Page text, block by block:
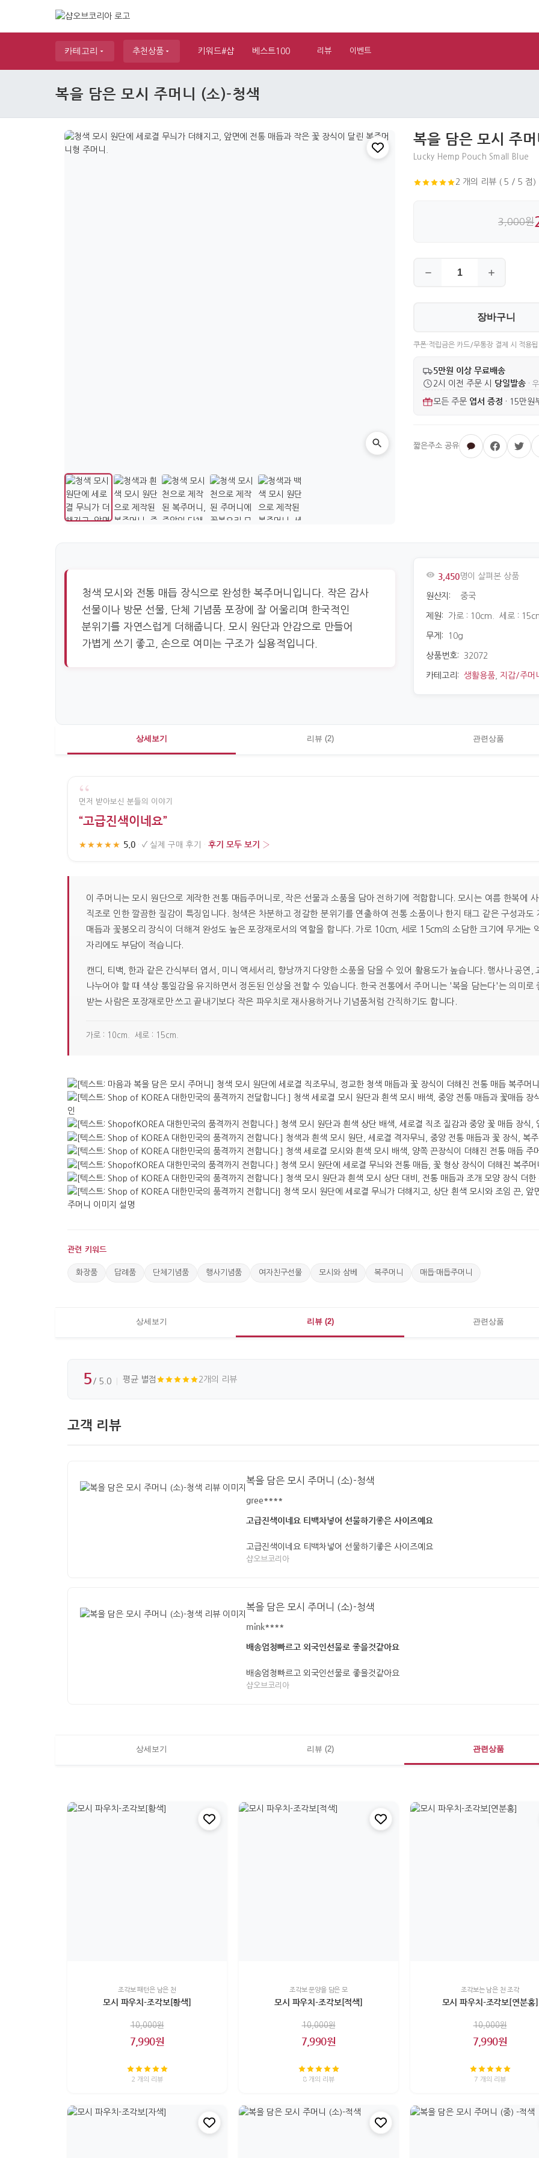
카테고리 추천상품 키워드#샵 베스트100 리뷰 이벤트
복을 담은 모시 주머니 (소)-청색
복을 담은 모시 주
Lucky Hemp Pouch Small Blue
2 개의 리뷰 ( 5 / 5 점)
3,000원
장바구니
쿠폰·적립금은 카드/무통장 결제 시 적용
5만원 이상 무료배송
2시 이전 주문 시 당일발송 ·
모든 주문 엽서 증정 · 15만원
청색 모시와 전통 매듭 장식으로 완성한 복주머니입니다. 작은 감사
선물이나 방문 선물, 단체 기념품 포장에 잘 어울리며 한국적인
분위기를 자연스럽게 더해줍니다. 모시 원단과 안감으로 만들어
가볍게 쓰기 좋고, 손으로 여미는 구조가 실용적입니다.
3,450명이 살펴본 상품
원산지: 중국
제원: 가로 : 10cm. 세로 :
무게: 10g
상품번호: 32072
카테고리: 생활용품 지갑/주머
상세보기 리뷰 (2) 관련상품
“
먼저 받아보신 분들의 이야기
“고급진색이네요”
★★★★★ 5.0 · ✓ 실제 구매 후기 · 후기 모두 보기 ›
이 주머니는 모시 원단으로 제작한 전통 매듭주머니로, 작은 선물과 소품을 담아 전하기에 적합합니다. 모시는 여름 한복에
직조로 인한 깔끔한 질감이 특징입니다. 청색은 차분하고 정갈한 분위기를 연출하여 전통 소품이나 한지 태그 같은 구성과
매듭과 꽃봉오리 장식이 더해져 완성도 높은 포장재로서의 역할을 합니다. 가로 10cm, 세로 15cm의 소담한 크기에 무게는
자리에도 부담이 적습니다.
캔디, 티백, 한과 같은 간식부터 엽서, 미니 액세서리, 향낭까지 다양한 소품을 담을 수 있어 활용도가 높습니다. 행사나 공연
나누어야 할 때 색상 통일감을 유지하면서 정돈된 인상을 전할 수 있습니다. 한국 전통에서 주머니는 '복을 담는다'는 의미로
받는 사람은 포장재로만 쓰고 끝내기보다 작은 파우치로 재사용하거나 기념품처럼 간직하기도 합니다.
가로 : 10cm. 세로 : 15cm.
관련 키워드
화장품 답례품 단체기념품 행사기념품 여자친구선물 모시와 삼베 복주머니 매듭·매듭주머니
상세보기 리뷰 (2) 관련상품
5 / 5.0 평균 별점 2개의 리뷰
고객 리뷰
복을 담은 모시 주머니 (소)-청색
gree****
고급진색이네요 티백차넣어 선물하기좋은 사이즈예요
고급진색이네요 티백차넣어 선물하기좋은 사이즈예요
샵오브코리아
복을 담은 모시 주머니 (소)-청색
mink****
배송엄청빠르고 외국인선물로 좋을것같아요
배송엄청빠르고 외국인선물로 좋을것같아요
샵오브코리아
상세보기 리뷰 (2) 관련상품
조각보 패턴은 남은 천
모시 파우치-조각보[황색]
10,000원
7,990원
2 개의 리뷰
조각보 문양을 담은 모
모시 파우치-조각보[적색]
10,000원
7,990원
8 개의 리뷰
조각보는 남은 천 조각
모시 파우치-조각보[연분홍]
10,000원
7,990원
7 개의 리뷰